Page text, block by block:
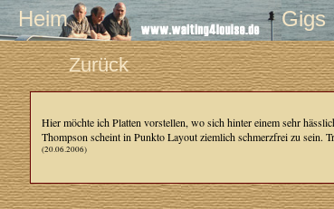
Heim Gigs
Zurück
Hier möchte ich Platten vorstellen, wo sich hinter einem sehr
Thompson scheint in Punkto Layout ziemlich schmerzfrei zu sein.
(20.06.2006)